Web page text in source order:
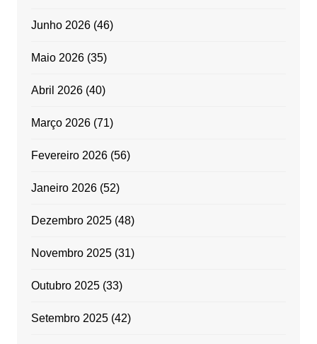
Junho 2026(46)
Maio 2026(35)
Abril 2026(40)
Março 2026(71)
Fevereiro 2026(56)
Janeiro 2026(52)
Dezembro 2025(48)
Novembro 2025(31)
Outubro 2025(33)
Setembro 2025(42)